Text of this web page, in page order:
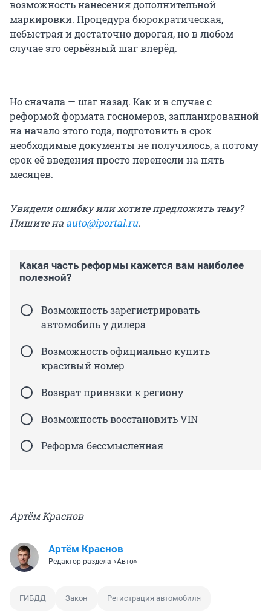
возможность нанесения дополнительной
маркировки. Процедура бюрократическая,
небыстрая и достаточно дорогая, но в любом
случае это серьёзный шаг вперёд.
Но сначала — шаг назад. Как и в случае с
реформой формата госномеров, запланированной
на начало этого года, подготовить в срок
необходимые документы не получилось, а потому
срок её введения просто перенесли на пять
месяцев.
Увидели ошибку или хотите предложить тему?
Пишите на auto@iportal.ru.
Какая часть реформы кажется вам наиболее
полезной?
Возможность зарегистрировать
автомобиль у дилера
Возможность официально купить
красивый номер
Возврат привязки к региону
Возможность восстановить VIN
Реформа бессмысленная
Артём Краснов
Артём Краснов
Редактор раздела «Авто»
ГИБДД Закон Регистрация автомобиля